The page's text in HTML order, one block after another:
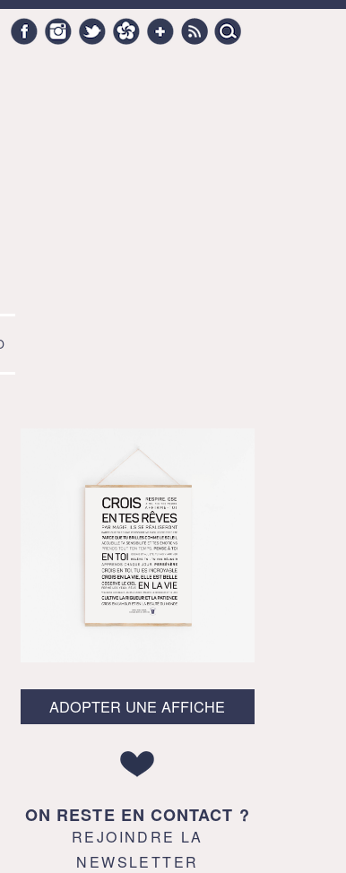
Search
for:
FacebookInstagramTwitter HellocotonGoogle +
RSS
ADOPTER UNE AFFICHE
ON RESTE EN CONTACT ?
REJOINDRE LA
NEWSLETTER